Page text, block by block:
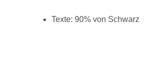
Texte: 90% von Schwarz